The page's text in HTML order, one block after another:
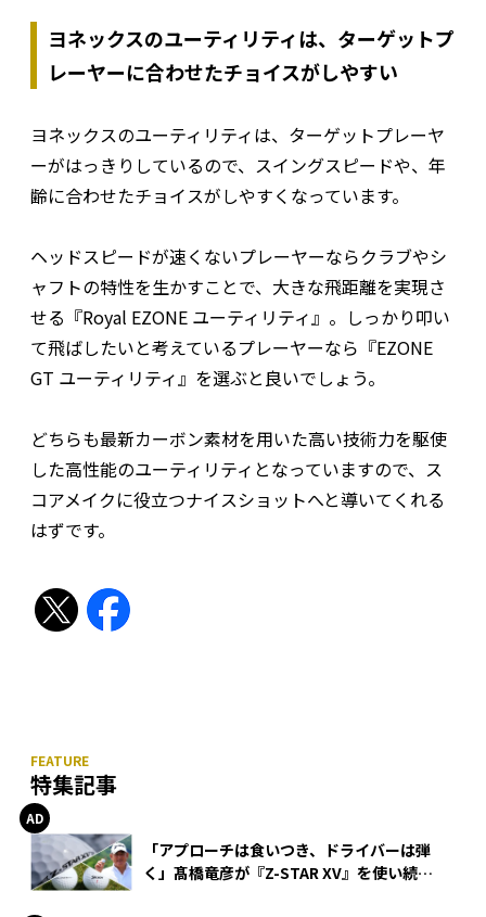
ヨネックスのユーティリティは、ターゲットプ
レーヤーに合わせたチョイスがしやすい
ヨネックスのユーティリティは、ターゲットプレーヤ
ーがはっきりしているので、スイングスピードや、年
齢に合わせたチョイスがしやすくなっています。
ヘッドスピードが速くないプレーヤーならクラブやシ
ャフトの特性を生かすことで、大きな飛距離を実現さ
せる『Royal EZONE ユーティリティ』。しっかり叩い
て飛ばしたいと考えているプレーヤーなら『EZONE
GT ユーティリティ』を選ぶと良いでしょう。
どちらも最新カーボン素材を用いた高い技術力を駆使
した高性能のユーティリティとなっていますので、ス
コアメイクに役立つナイスショットへと導いてくれる
はずです。
特集記事
「アプローチは食いつき、ドライバーは弾
く」髙橋竜彦が『Z-STAR XV』を使い続け